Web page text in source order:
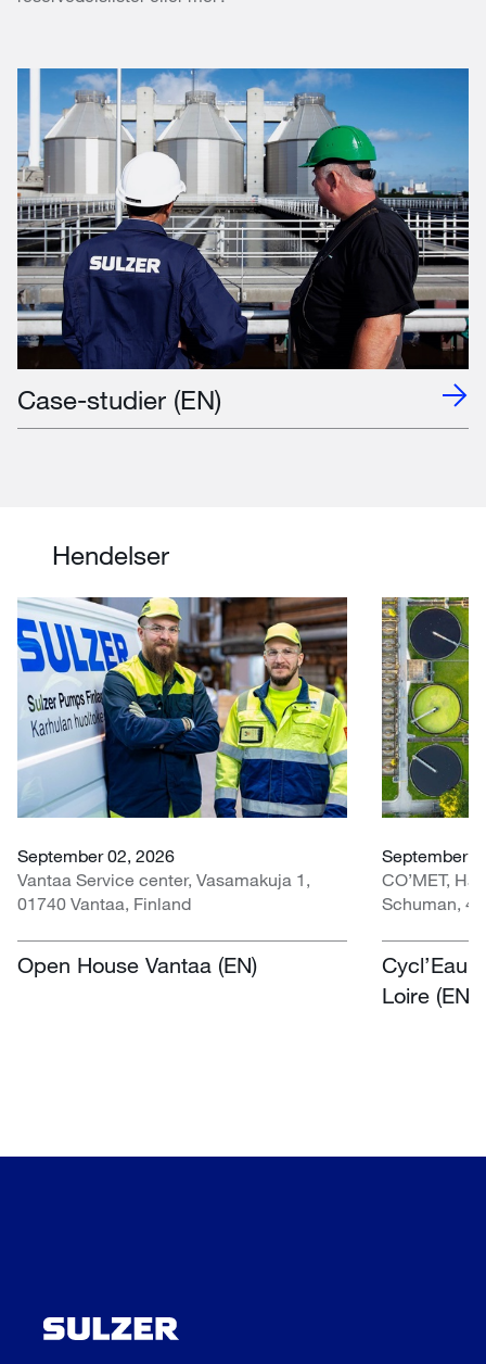
Case-studier (EN)
Hendelser
September 02, 2026
Vantaa Service center, Vasamakuja 1,
01740 Vantaa, Finland
Open House Vantaa (EN)
September
CO’MET,
Schuman,
Cycl’Eau
Loire (EN)